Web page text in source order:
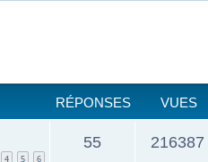
RÉPONSES VUES
4 5 6
55 216387